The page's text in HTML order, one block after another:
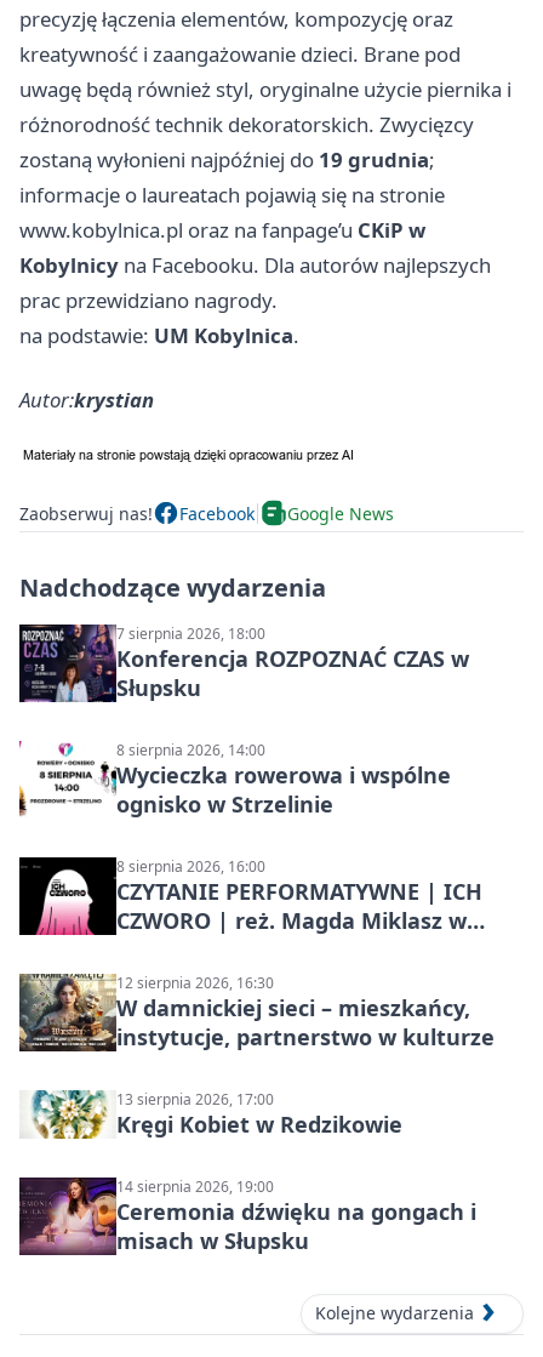
precyzję łączenia elementów, kompozycję oraz
kreatywność i zaangażowanie dzieci. Brane pod
uwagę będą również styl, oryginalne użycie piernika i
różnorodność technik dekoratorskich. Zwycięzcy
zostaną wyłonieni najpóźniej do 19 grudnia;
informacje o laureatach pojawią się na stronie
www.kobylnica.pl oraz na fanpage’u CKiP w
Kobylnicy na Facebooku. Dla autorów najlepszych
prac przewidziano nagrody.
na podstawie: UM Kobylnica.
Autor:krystian
Zaobserwuj nas! Facebook Google News
Nadchodzące wydarzenia
7 sierpnia 2026, 18:00
Konferencja ROZPOZNAĆ CZAS w
Słupsku
8 sierpnia 2026, 14:00
Wycieczka rowerowa i wspólne
ognisko w Strzelinie
8 sierpnia 2026, 16:00
CZYTANIE PERFORMATYWNE | ICH
CZWORO | reż. Magda Miklasz w
12 sierpnia 2026, 16:30
W damnickiej sieci – mieszkańcy,
instytucje, partnerstwo w kulturze
13 sierpnia 2026, 17:00
Kręgi Kobiet w Redzikowie
14 sierpnia 2026, 19:00
Ceremonia dźwięku na gongach i
misach w Słupsku
Kolejne wydarzenia